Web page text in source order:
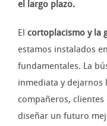
el largo plazo.
El cortoplacismo y la
estamos instalados
fundamentales. La
inmediata y dejarnos
compañeros,
diseñar un futuro